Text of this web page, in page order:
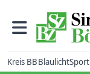
Kreis BBBlaulichtSport